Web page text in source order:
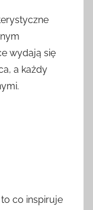
wydają się
a każdy
co inspiruje